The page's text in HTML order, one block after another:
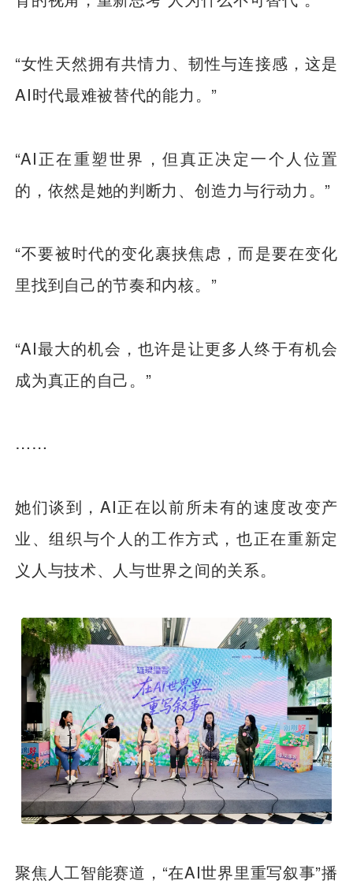
“女性天然拥有共情力、韧性与连接感，这是
AI时代最难被替代的能力。”
“AI正在重塑世界，但真正决定一个人位置
的，依然是她的判断力、创造力与行动力。”
“不要被时代的变化裹挟焦虑，而是要在变化
里找到自己的节奏和内核。”
“AI最大的机会，也许是让更多人终于有机会
成为真正的自己。”
……
她们谈到，AI正在以前所未有的速度改变产
业、组织与个人的工作方式，也正在重新定
义人与技术、人与世界之间的关系。
聚焦人工智能赛道，“在AI世界里重写叙事”播